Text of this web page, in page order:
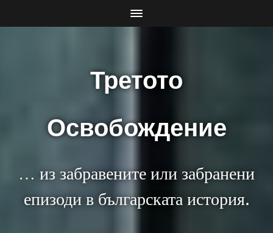
Третото
Освобождение
… из забравените или забранени
епизоди в българската история.